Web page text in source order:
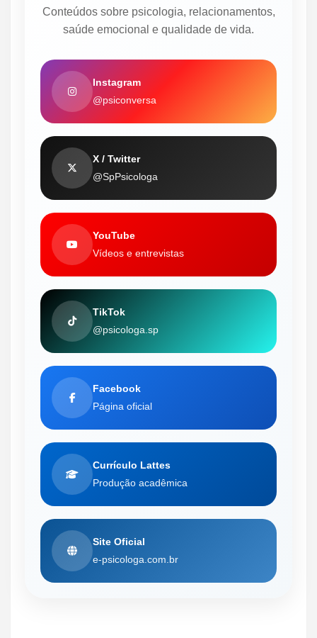
Conteúdos sobre psicologia, relacionamentos,
saúde emocional e qualidade de vida.
Instagram
@psiconversa
X / Twitter
@SpPsicologa
YouTube
Vídeos e entrevistas
TikTok
@psicologa.sp
Facebook
Página oficial
Currículo Lattes
Produção acadêmica
Site Oficial
e-psicologa.com.br